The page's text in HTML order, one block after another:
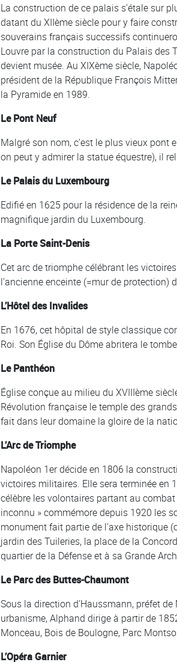
La construction de ce palais s’étale sur
datant du XIIème siècle pour y faire
souverains français successifs
Louvre par la construction du Palais des
devient musée. Au XIXème siècle,
président de la République François
la Pyramide en 1989.
Le Pont Neuf
Malgré son nom, c’est le plus vieux pont
on peut y admirer la statue équestre), il
Le Palais du Luxembourg
Edifié en 1625 pour la résidence de la
magnifique jardin du Luxembourg.
La Porte Saint-Denis
Cet arc de triomphe célébrant les
l’ancienne enceinte (=mur de protection)
L’Hôtel des Invalides
En 1676, cet hôpital de style classique
Roi. Son Église du Dôme abritera le
Le Panthéon
Église conçue au milieu du XVIIIème
Révolution française le temple des
fait dans leur domaine la gloire de la
L’Arc de Triomphe
Napoléon 1er décide en 1806 la
victoires militaires. Elle sera terminée en
célèbre les volontaires partant au
inconnu » commémore depuis 1920 les
monument fait partie de l’axe historique
jardin des Tuileries, la place de la
quartier de la Défense et à sa Grande
Le Parc des Buttes-Chaumont
Sous la direction d’Haussmann, préfet
urbanisme, Alphand dirige à partir de
Monceau, Bois de Boulogne, Parc
L’Opéra Garnier